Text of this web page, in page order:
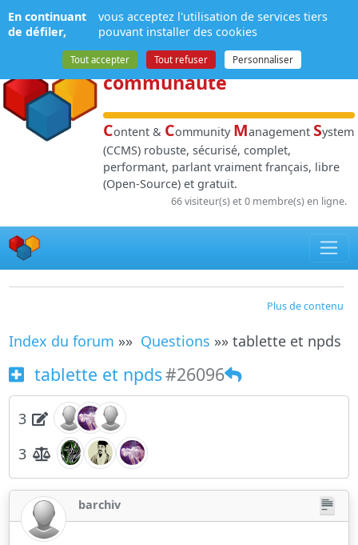
NPDS:Gestion de
contenuet de
communauté
Content & Community Management System
(CCMS) robuste, sécurisé, complet,
performant, parlant vraiment français, libre
(Open-Source) et gratuit.
66 visiteur(s) et 0 membre(s) en ligne.
Plus de contenu
Index du forum »» Questions »» tablette et npds
tablette et npds#26096
3
3
barchiv
Panneau de gestion des cookies
En continuant
de défiler,
vous acceptez l'utilisation de services tiers
pouvant installer des cookies
Tout accepter Tout refuser Personnaliser